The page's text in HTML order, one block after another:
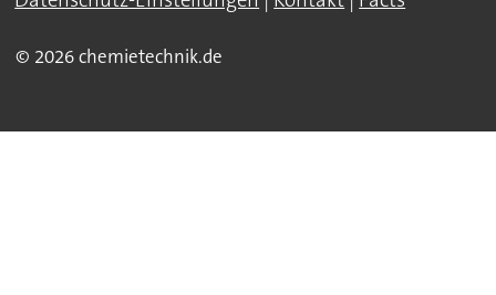
© 2026 chemietechnik.de